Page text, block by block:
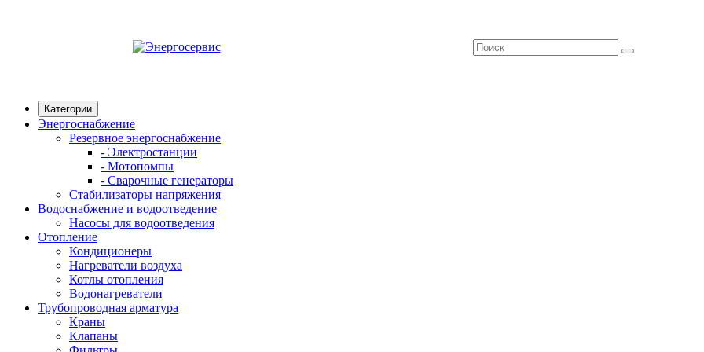
Категории
Энергоснабжение
Резервное энергоснабжение
- Электростанции
- Мотопомпы
- Сварочные генераторы
Стабилизаторы напряжения
Водоснабжение и водоотведение
Насосы для водоотведения
Отопление
Кондиционеры
Нагреватели воздуха
Котлы отопления
Водонагреватели
Трубопроводная арматура
Краны
Клапаны